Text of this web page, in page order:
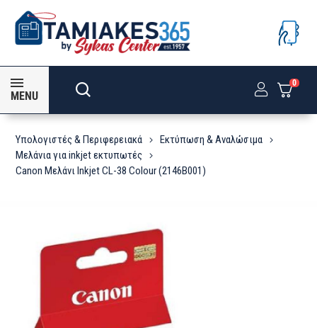
MENU
0
Υπολογιστές & Περιφερειακά
Εκτύπωση & Αναλώσιμα
Μελάνια για inkjet εκτυπωτές
Canon Μελάνι Inkjet CL-38 Colour (2146B001)